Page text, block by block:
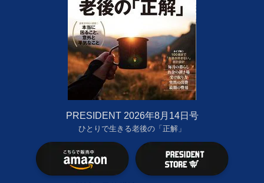
PRESIDENT 2026年8月14日号
ひとりで生きる老後の「正解」